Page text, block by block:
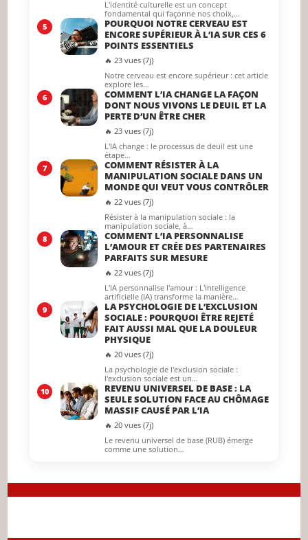
L'identité culturelle est un concept
fondamental qui façonne nos choix,…
5
POURQUOI NOTRE CERVEAU EST
ENCORE SUPÉRIEUR À L’IA SUR CES 6
POINTS ESSENTIELS
🔥 23 vues (7j)
Notre cerveau est encore supérieur : cet article
explore les…
6
COMMENT L’IA CHANGE LA FAÇON
DONT NOUS VIVONS LE DEUIL ET LA
PERTE D’UN ÊTRE CHER
🔥 23 vues (7j)
L'IA change : le processus de deuil est une
étape…
7
COMMENT RÉSISTER À LA
MANIPULATION SOCIALE DANS UN
MONDE QUI VEUT VOUS CONTRÔLER
🔥 22 vues (7j)
Résister à la manipulation sociale : la
manipulation sociale, à…
8
COMMENT L’IA PERSONNALISE
L’AMOUR ET CRÉE DES PARTENAIRES
PARFAITS SUR MESURE
🔥 22 vues (7j)
L'IA personnalise l'amour : L'intelligence
artificielle (IA) transforme la manière…
9
LA PSYCHOLOGIE DE L’EXCLUSION
SOCIALE : POURQUOI ÊTRE REJETÉ
FAIT AUSSI MAL QUE LA DOULEUR
PHYSIQUE
🔥 20 vues (7j)
La psychologie de l'exclusion sociale :
l'exclusion sociale est un…
10
REVENU UNIVERSEL DE BASE : LA
SEULE SOLUTION FACE AU CHÔMAGE
MASSIF CAUSÉ PAR L’IA
🔥 20 vues (7j)
Le revenu universel de base (RUB) émerge
comme une solution…